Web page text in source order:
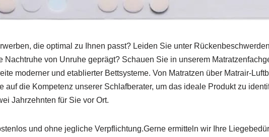
die optimal zu Ihnen passt? Leiden Sie unter
Nachtruhe von Unruhe geprägt? Schauen Sie in unserem
moderner und etablierter Bettsysteme. Von Matratzen über Matrair-
die Kompetenz unserer Schlafberater, um das ideale Produkt zu
Jahrzehnten für Sie vor Ort.
und ohne jegliche Verpflichtung.Gerne ermitteln wir Ihre